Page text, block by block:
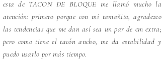
esta de TACON DE BLOQUE me llamó mucho la
atención: primero porque con mi tamañito, agradezco
las tendencias que me dan así sea un par de cm extra;
pero como tiene el tacón ancho, me da estabilidad y
puedo usarlo por más tiempo.